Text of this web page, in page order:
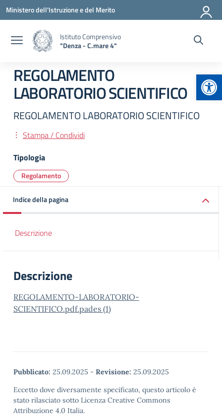
Vai ai contenuti
Vai al menu di navigazione
Vai al footer
Ministero dell'Istruzione e del Merito
Istituto Comprensivo
"Denza - C.mare 4"
REGOLAMENTO
LABORATORIO SCIENTIFICO
REGOLAMENTO LABORATORIO SCIENTIFICO
Stampa / Condividi
Tipologia
Regolamento
Indice della pagina
Descrizione
Descrizione
REGOLAMENTO-LABORATORIO-
SCIENTIFICO.pdf.pades (1)
Pubblicato: 25.09.2025 - Revisione: 25.09.2025
Eccetto dove diversamente specificato, questo articolo è
stato rilasciato sotto Licenza Creative Commons
Attribuzione 4.0 Italia.